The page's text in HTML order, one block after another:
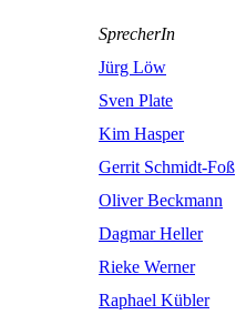
SprecherIn
Jürg Löw
Sven Plate
Kim Hasper
Gerrit Schmidt-Foß
Oliver Beckmann
Dagmar Heller
Rieke Werner
Raphael Kübler